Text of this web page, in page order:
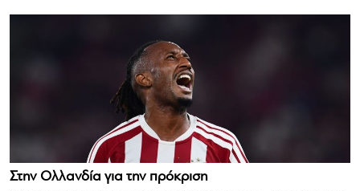
Στην Ολλανδία για την πρόκριση